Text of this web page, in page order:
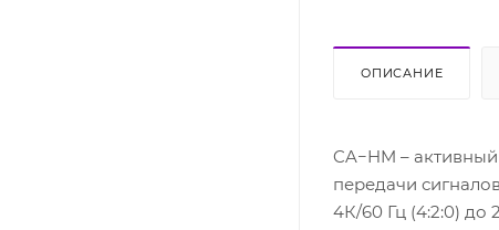
ОПИСАНИЕ
CA−HM –
передачи
4К/60 Гц (4:2:0) до